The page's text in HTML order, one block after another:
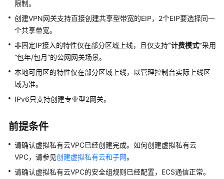
VPN
网
查
看
创
VPN
关
修
限制。
创建VPN网关支持直接创建共享型带宽的EIP，2个EIP要选择同一
个共享带宽。
非固定IP接入的特性仅在部分区域上线，且仅支持“计费模式”采用
“包年/包月”的公网网关场景。
本地可用区的特性仅在部分区域上线，以管理控制台实际上线区
域为准。
IPv6只支持创建专业型2网关。
前提条件
请确认虚拟私有云VPC已经创建完成。如何创建虚拟私有云
VPC，请参见创建虚拟私有云和子网。
请确认虚拟私有云VPC的安全组规则已经配置，ECS通信正常。